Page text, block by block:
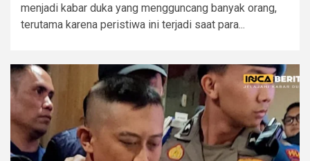
menjadi kabar duka yang mengguncang banyak orang,
terutama karena peristiwa ini terjadi saat para...